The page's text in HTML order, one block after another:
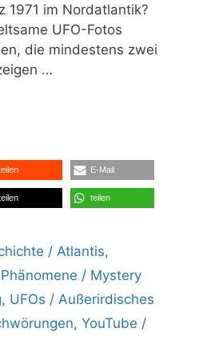
1971 im Nordatlantik?
UFO-Fotos
die mindestens zwei
…
E-Mail
teilen
/ Atlantis,
/ Mystery
, UFOs / Außerirdisches
, YouTube /